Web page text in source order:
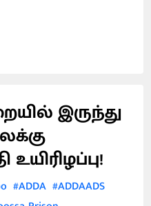
இருந்து
#ADDA #ADDAADS